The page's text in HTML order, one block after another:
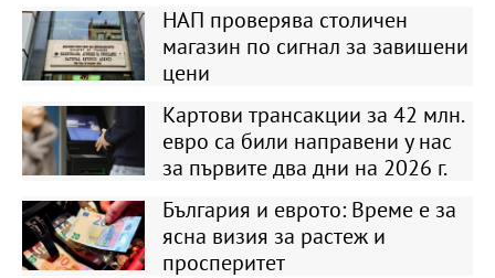
НАП проверява столичен
магазин по сигнал за завишени
цени
Картови трансакции за 42 млн.
евро са били направени у нас
за първите два дни на 2026 г.
България и еврото: Време е за
ясна визия за растеж и
просперитет